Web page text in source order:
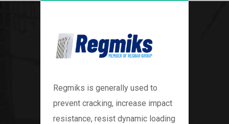
Regmiks is generally used to
prevent cracking, increase impact
resistance, resist dynamic loading